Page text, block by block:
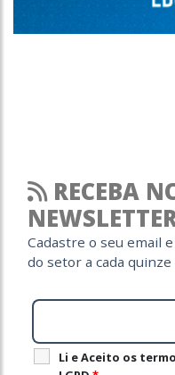
RECEBA
Cadastre o seu email
do setor a cada quinze
Li e Aceito os